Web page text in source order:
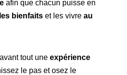
afin que chacun puisse en
bienfaits et les vivreau
tout une expérience
le pas et osez le